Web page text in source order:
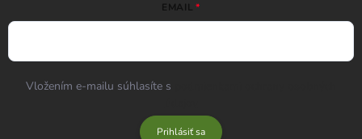
EMAIL
Vložením e-mailu súhlasíte s
Prihlásiť sa